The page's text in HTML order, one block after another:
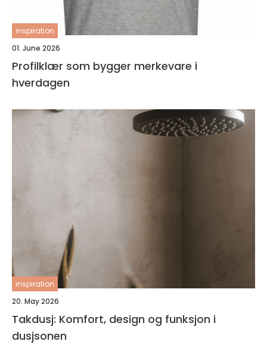
inspiration
01. June 2026
Profilklær som bygger merkevare i
hverdagen
inspiration
20. May 2026
Takdusj: Komfort, design og funksjon i
dusjsonen